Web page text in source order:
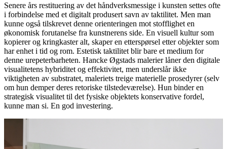
Senere års restituering av det håndverksmessige i kunsten settes ofte
i forbindelse med et digitalt produsert savn av taktilitet. Men man
kunne også tilskrevet denne orienteringen mot stofflighet en
økonomisk forutanelse fra kunstnerens side. En visuell kultur som
kopierer og kringkaster alt, skaper en etterspørsel etter objekter som
har enhet i tid og rom. Estetisk taktilitet blir bare et medium for
denne urepeterbarheten. Hancke Øgstads malerier låner den digitale
visualitetens hybriditet og effektivitet, men underslår ikke
viktigheten av substratet, maleriets treige materielle prosedyrer (selv
om hun demper deres retoriske tilstedeværelse). Hun binder en
strategisk visualitet til det fysiske objektets konservative fordel,
kunne man si. En god investering.